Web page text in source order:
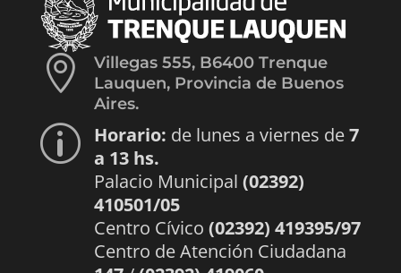

Villegas 555, B6400 Trenque
Lauquen, Provincia de Buenos
Aires.
p Horario: de lunes a viernes de7
a 13 hs.
Palacio Municipal (02392)
410501/05
Centro Cívico (02392) 419395/97
Centro de Atención Ciudadana